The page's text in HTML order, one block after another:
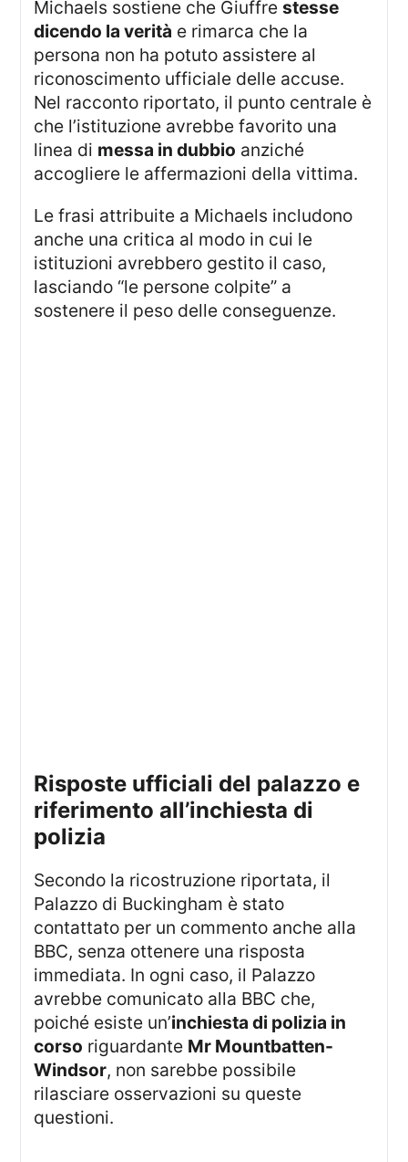
Michaels sostiene che Giuffrestesse
dicendo la verità e rimarca che la
persona non ha potuto assistere al
riconoscimento ufficiale delle accuse.
Nel racconto riportato, il punto centrale è
che l’istituzione avrebbe favorito una
linea di messa in dubbio anziché
accogliere le affermazioni della vittima.
Le frasi attribuite a Michaels includono
anche una critica al modo in cui le
istituzioni avrebbero gestito il caso,
lasciando “le persone colpite” a
sostenere il peso delle conseguenze.
risposte ufficiali del palazzo e
riferimento all’inchiesta di
polizia
Secondo la ricostruzione riportata, il
Palazzo di Buckingham è stato
contattato per un commento anche alla
BBC, senza ottenere una risposta
immediata. In ogni caso, il Palazzo
avrebbe comunicato alla BBC che,
poiché esiste un’inchiesta di polizia in
corso riguardante Mr Mountbatten-
Windsor, non sarebbe possibile
rilasciare osservazioni su queste
questioni.